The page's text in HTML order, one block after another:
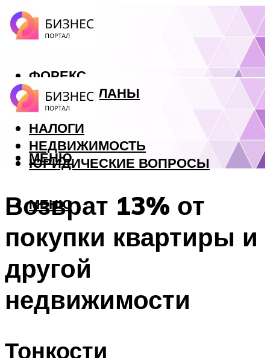
ФОРЕКС
БИЗНЕС ПЛАНЫ
КРЕДИТЫ
НАЛОГИ
НЕДВИЖИМОСТЬ
ЮРИДИЧЕСКИЕ ВОПРОСЫ
МЕНЮ
МЕНЮ
Возврат 13% от
покупки квартиры и
другой
недвижимости
Тонкости